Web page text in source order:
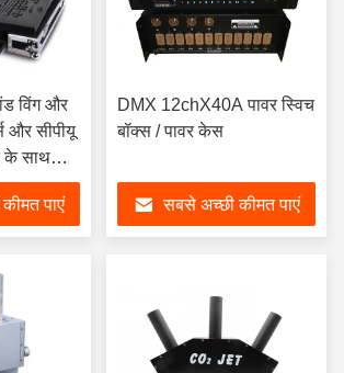
विंग और
और सीपीयू
के साथ
पाएं
DMX 12chX40A पावर स्विच
बॉक्स / पावर केस
सबसे अच्छी कीमत पाएं